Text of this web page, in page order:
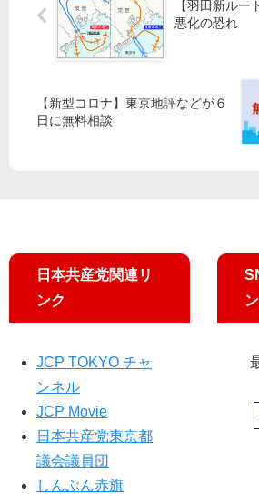
定
候
え
公
討
【羽田新ルー
悪化の恐れ
【新型コロナ】東京地評などが６
日に無料相談
日本共産党関連リ
ンク
JCP TOKYO チャ
ンネル
JCP Movie
日本共産党東京都
議会議員団
しんぶん赤旗
ン